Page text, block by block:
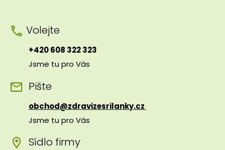
Volejte
+420 608 322 323
Jsme tu pro Vás
Pište
obchod@zdravizesrilanky.cz
Jsme tu pro Vás
Sídlo firmy